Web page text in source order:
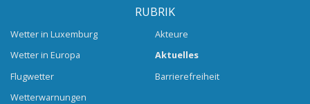
RUBRIK
Wetter in Luxemburg
Wetter in Europa
Flugwetter
Wetterwarnungen
Akteure
Aktuelles
Barrierefreiheit